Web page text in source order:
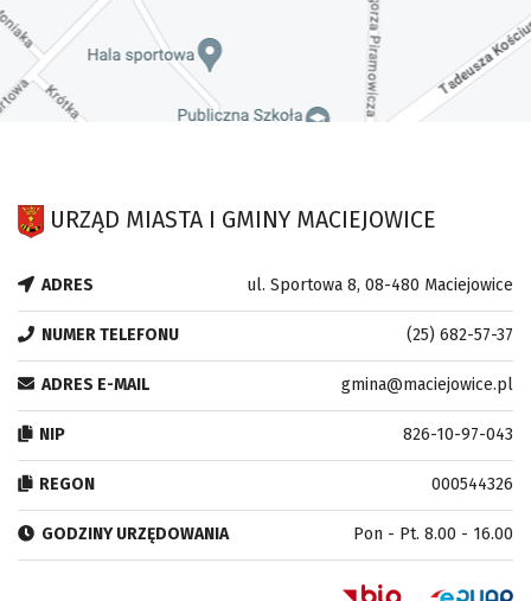
URZĄD MIASTA I GMINY MACIEJOWICE
ADRES ul. Sportowa 8, 08-480 Maciejowice
NUMER TELEFONU (25) 682-57-37
ADRES E-MAIL gmina@maciejowice.pl
NIP 826-10-97-043
REGON 000544326
GODZINY URZĘDOWANIA Pon - Pt. 8.00 - 16.00